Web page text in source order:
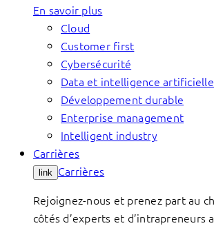
En savoir plus
Cloud
Customer first
Cybersécurité
Data et intelligence artificielle
Développement durable
Enterprise management
Intelligent industry
Carrières
link Carrières
Rejoignez-nous et prenez part au
côtés d’experts et d’intrapreneurs